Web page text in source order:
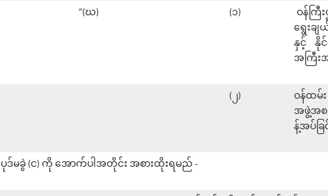
“(ဃ) (၁)
ဝန်က
ရွေးခ
နှင့် နို
အကြီး
(၂)
ဝန်ထမ်
အဖွဲ့အစ
န့်အပ်ခ
ပုဒ်မခွဲ (င) ကို အောက်ပါအတိုင်း အစားထိုးရမည် -